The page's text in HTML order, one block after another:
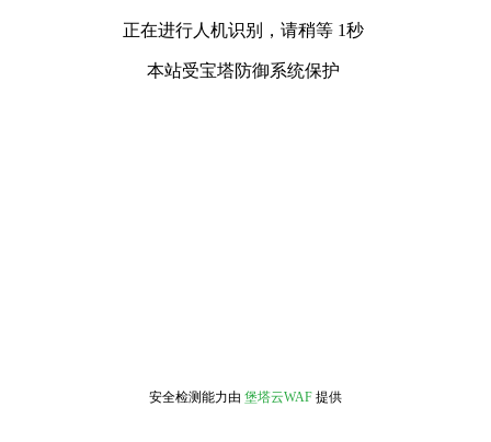
正在进行人机识别，请稍等 1秒
本站受宝塔防御系统保护
安全检测能力由 堡塔云WAF 提供